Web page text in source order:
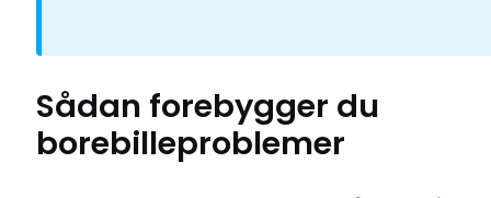
Sådan forebygger du
borebilleproblemer